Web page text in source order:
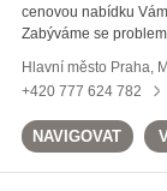
cenovou nabídku
Zabýváme se
Hlavní město Praha,
+420 777 624 782
NAVIGOVAT